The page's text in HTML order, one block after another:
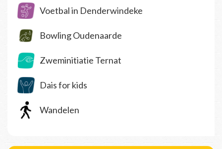
Voetbal in Denderwindeke
Bowling Oudenaarde
Zweminitiatie Ternat
Dais for kids
Wandelen